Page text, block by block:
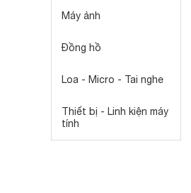
Máy ảnh
Đồng hồ
Loa - Micro - Tai nghe
Thiết bị - Linh kiện máy
tính